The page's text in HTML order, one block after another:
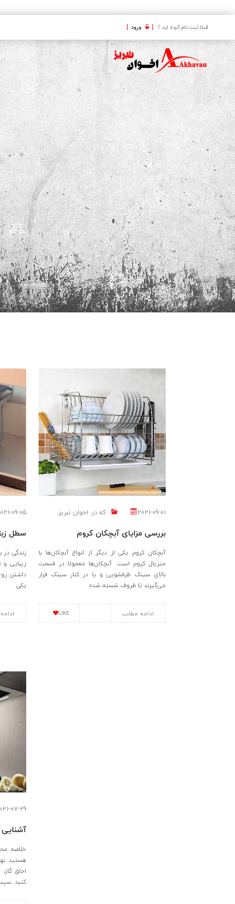
قبلا ثبت نام کرده اید ؟ [ ورود]
09-05
سطل
زندگی در
زیبایی و
داشتن
یکی
2021-09-01 که در: اخوان تبریز
بررسی مزایای آبچکان کروم
آبچکان کروم یکی از دیگر از انواع آبچکان‌ها با
متریال کروم است. آبچکان‌ها معمولا در قسمت
بالای سینک ظرفشویی و یا در کنار سینک قرار
می‌گیرند تا ظروف شسته شده
LIKE ادامه مطلب
07-29
خلاصه
هستید
اجاق
کنید.